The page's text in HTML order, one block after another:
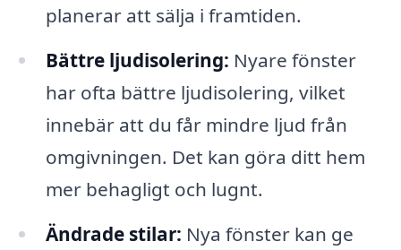
planerar att sälja i framtiden.
Bättre ljudisolering: Nyare fönster
har ofta bättre ljudisolering, vilket
innebär att du får mindre ljud från
omgivningen. Det kan göra ditt hem
mer behagligt och lugnt.
Ändrade stilar: Nya fönster kan ge